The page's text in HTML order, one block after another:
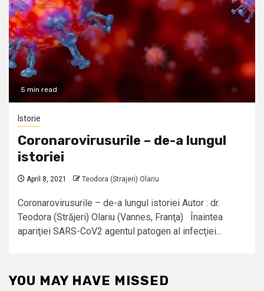
5 min read
Istorie
Coronarovirusurile – de-a lungul
istoriei
April 8, 2021 Teodora (Strajeri) Olariu
Coronarovirusurile – de-a lungul istoriei Autor : dr.
Teodora (Străjeri) Olariu (Vannes, Franţa) Înaintea
apariţiei SARS-CoV2 agentul patogen al infecţiei...
YOU MAY HAVE MISSED